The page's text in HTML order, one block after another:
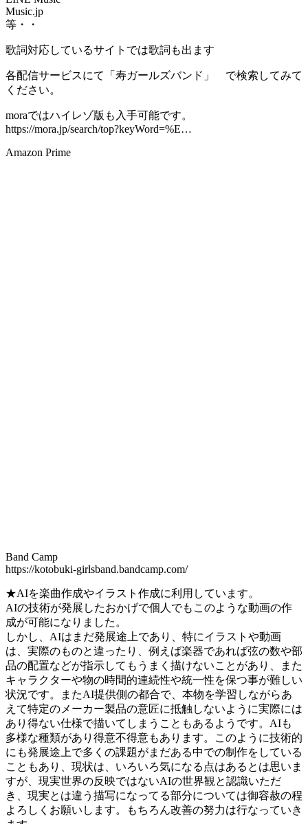
Music.jp
等・・
歌詞対応しているサイトでは歌詞も出ます
各配信サービスにて「寿ガールズバンド」 で検索してみて
ください。
moraではハイレゾ版も入手可能です。
https://mora.jp/search/top?keyWord=%E…
Amazon Prime
Band Camp
https://kotobuki-girlsband.bandcamp.com/
★AIを楽曲作成やイラスト作成に利用しています。
AIの技術が発展したおかげで個人でもこのような動画の作
成が可能になりました。
しかし、AIはまだ発展途上であり、特にイラストや動画
は、実際のものと違ったり、例えば楽器であれば弦の数や部
品の配置などが指示してもうまく描けないことがあり、また
キャラクターや物の時間的連続性や統一性を保つ事が難しい
状況です。またAI提供側の都合で、本物を学習しながらあ
えて特定のメーカー製品の意匠に抵触しないように実際には
あり得ない仕様で描いてしまうこともあるようです。AIも
多様な種類があり得意不得意もあります。このように技術的
にも発展途上で多くの課題がまだある中での制作をしている
こともあり、現状は、いろいろ気になる点はあるとは思いま
すが、現実世界の反映ではないAIの世界観と認識いただ
き、現実とは違う描写になってる部分については御容赦の程
よろしくお願いします。もちろん改善の努力は行なっていき